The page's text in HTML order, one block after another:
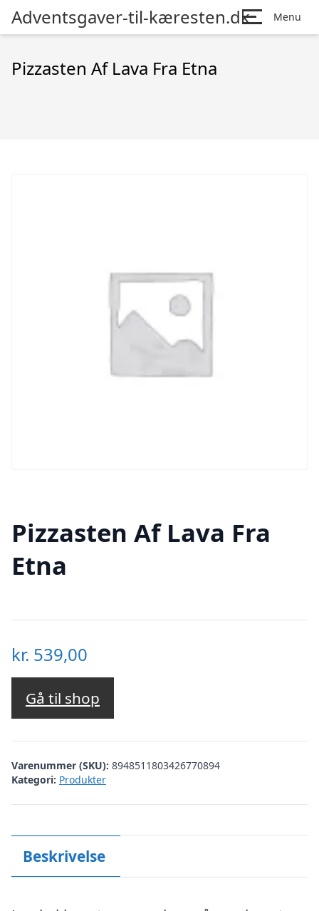
Adventsgaver-til-kæresten.dk Menu
Pizzasten Af Lava Fra Etna
Pizzasten Af Lava Fra
Etna
kr. 539,00
Gå til shop
Varenummer (SKU): 8948511803426770894
Kategori: Produkter
Beskrivelse